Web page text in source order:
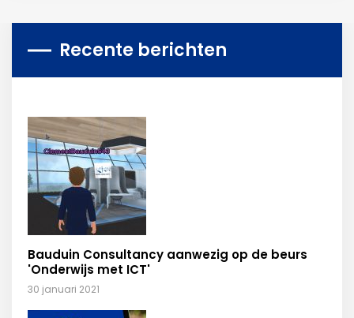
Recente berichten
Bauduin Consultancy aanwezig op de beurs
'Onderwijs met ICT'
30 januari 2021